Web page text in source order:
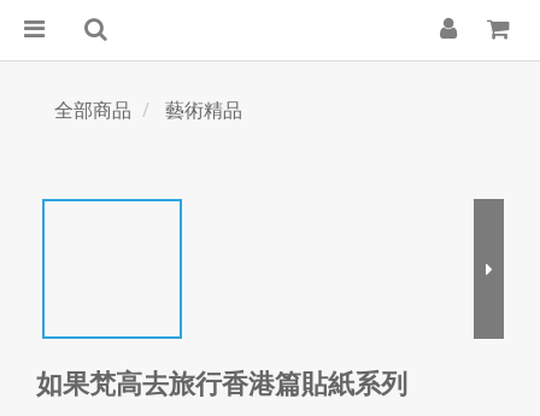
全部商品 藝術精品
如果梵高去旅行香港篇貼紙系列